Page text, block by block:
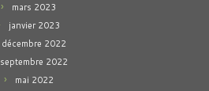
mars 2023
janvier 2023
décembre 2022
septembre 2022
mai 2022